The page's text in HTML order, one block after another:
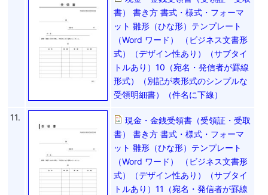
書） 書き方 書式・様式・フォーマ
ット 雛形（ひな形）テンプレート
（Word ワード） （ビジネス文書形
式）（デザイン性あり）（サブタイ
トルあり）10（宛名・発信者が罫線
形式）（別記が表形式のシンプルな
受領明細書）（件名に下線）
11.
現金・金銭受領書（受領証・受取
書） 書き方 書式・様式・フォーマ
ット 雛形（ひな形）テンプレート
（Word ワード） （ビジネス文書形
式）（デザイン性あり）（サブタイ
トルあり）11（宛名・発信者が罫線